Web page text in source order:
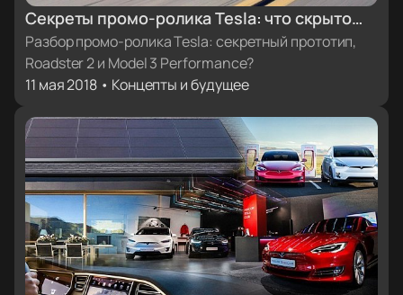
Секреты промо-ролика Tesla: что скрыто
под покрывалом?
Разбор промо-ролика Tesla: секретный прототип,
Roadster 2 и Model 3 Performance?
11 мая 2018 • Концепты и будущее